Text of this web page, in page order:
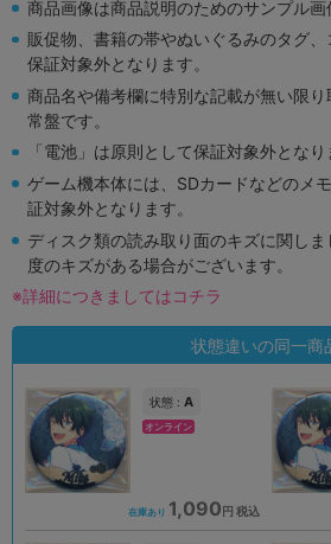
商品画像は商品説明のためのサンプル画
販促物、書籍の帯やぬいぐるみのタグ
保証対象外となります。
商品名や備考欄に特別な記載が無い限
常盤です。
「電池」は原則として保証対象外となり
ゲーム機本体には、SDカードなどのメ
証対象外となります。
ディスク類の読み取り面のキズに関し
度のキズがある場合がございます。
※詳細につきましてはコチラ
状態違いの同一商
状態 : A
オンライン
在庫あり 1,090 円 税込